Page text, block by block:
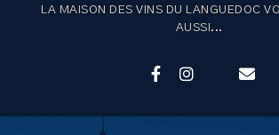
LA MAISON DES VINS DU LANGUEDOC
AUSSI...